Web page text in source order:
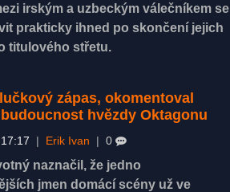
irským a uzbeckým válečníkem se
prakticky ihned po skončení jejich
titulového střetu.
zápas, okomentoval
hvězdy Oktagonu
Erik Ivan 0
naznačil, že jedno
jmen domácí scény už ve